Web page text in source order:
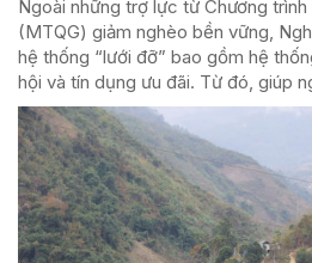
Ngoài những trợ lực từ Chương
(MTQG) giảm nghèo bền vững,
hệ thống “lưới đỡ” bao gồm hệ
hội và tín dụng ưu đãi. Từ đó, giúp